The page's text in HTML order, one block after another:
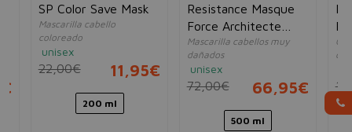
SP Color Save Mask
Mascarilla cabello
coloreado
unisex
22,00€ 11,95€
200 ml
Resistance Masque
Force Architecte
Vita-ciment Advance
Mascarilla cabellos muy
dañados
unisex
72,00€ 66,95€
500 ml